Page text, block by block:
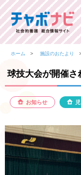
ホーム 施設のおたより
球技大会が開催さ
お知らせ